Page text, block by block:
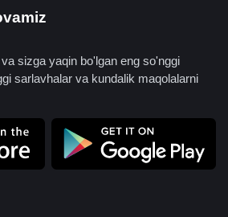
sizga yaqin bo'lgan eng so'nggi
sarlavhalar va kundalik maqolalarni